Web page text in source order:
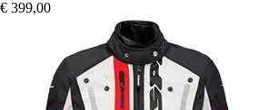
€ 399,00